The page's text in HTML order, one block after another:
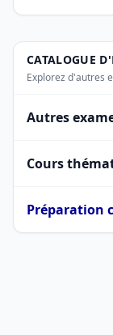
CATALOGUE
Explorez d'autres
Autres
Cours
Préparation